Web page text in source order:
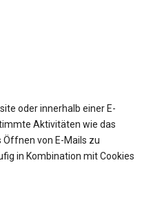
oder innerhalb einer E-
Aktivitäten wie das
von E-Mails zu
in Kombination mit Cookies